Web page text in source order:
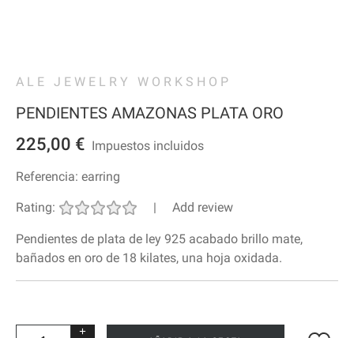
ALE JEWELRY WORKSHOP
PENDIENTES AMAZONAS PLATA ORO
225,00 € Impuestos incluidos
Referencia: earring
Rating: | Add review
Pendientes de plata de ley 925 acabado brillo mate,
bañados en oro de 18 kilates, una hoja oxidada.
+